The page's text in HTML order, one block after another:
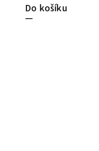
Do košíku